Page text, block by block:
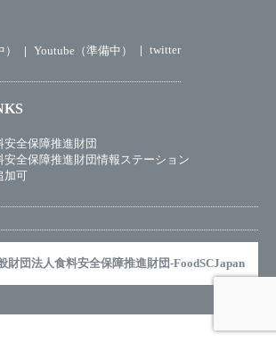
Youtube（準備中） twitter
全保障推進財団
安全保障推進財団情報ステーション
加可
財団法人食料安全保障推進財団-FoodSCJapan